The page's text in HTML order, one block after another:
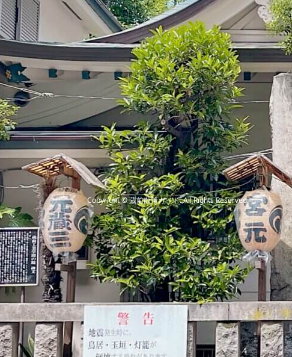
Copyright©蔵前散策ガイド. All Rights Reserved.